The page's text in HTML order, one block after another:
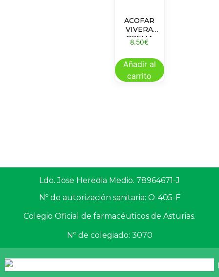
ACOFAR
VIVERA
CREMA
TALONES
125
8.50€
Añadir al
carrito
Ldo. Jose Heredia Medio. 78964671-J
Nº de autorización sanitaria: O-405-F
Colegio Oficial de farmacéuticos de Asturias.
Nº de colegiado: 3070